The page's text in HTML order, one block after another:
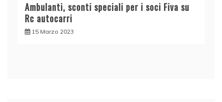
Ambulanti, sconti speciali per i soci Fiva su
Rc autocarri
15 Marzo 2023